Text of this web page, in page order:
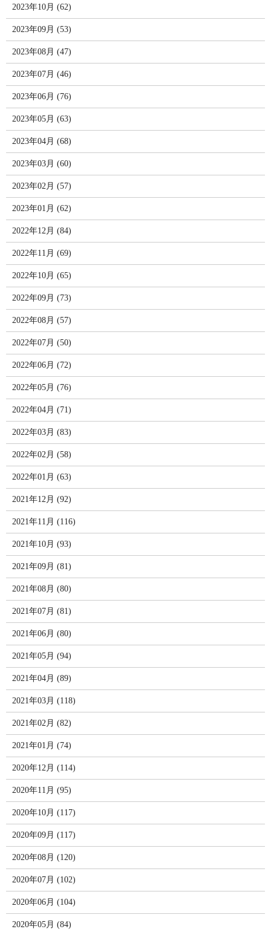
2023年10月 (62)
2023年09月 (53)
2023年08月 (47)
2023年07月 (46)
2023年06月 (76)
2023年05月 (63)
2023年04月 (68)
2023年03月 (60)
2023年02月 (57)
2023年01月 (62)
2022年12月 (84)
2022年11月 (69)
2022年10月 (65)
2022年09月 (73)
2022年08月 (57)
2022年07月 (50)
2022年06月 (72)
2022年05月 (76)
2022年04月 (71)
2022年03月 (83)
2022年02月 (58)
2022年01月 (63)
2021年12月 (92)
2021年11月 (116)
2021年10月 (93)
2021年09月 (81)
2021年08月 (80)
2021年07月 (81)
2021年06月 (80)
2021年05月 (94)
2021年04月 (89)
2021年03月 (118)
2021年02月 (82)
2021年01月 (74)
2020年12月 (114)
2020年11月 (95)
2020年10月 (117)
2020年09月 (117)
2020年08月 (120)
2020年07月 (102)
2020年06月 (104)
2020年05月 (84)